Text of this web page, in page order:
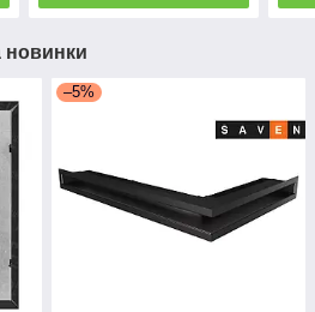
новинки
–5%